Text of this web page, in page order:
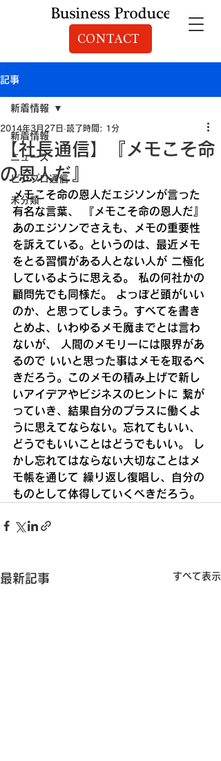
CONTACT
記事
新着情報
ニュース
ビジプロ通信
未分類
新着情報
【社長通信】『メモこそ命
の恩人だ』
2014年3月27日 読了時間: 1分
メモこそ命の恩人だエジソンが言った
有名な言葉、
『メモこそ命の恩人だ』
あのエジソンでさえも、メモの重要性
を訴えている。
というのは、最近メモ
をとる習慣がある人とない人が 二極化
しているように思える。
私の何社かの
顧問先でも同様だ。
よっぽど頭がいい
のか、と思ってしまう。 すべてを書き
とめよ、いわゆるメモ魔までとは言わ
ないが、
人間のメモリーには限界があ
るので いいと思った事はメモを取るべ
きだろう。
このメモの積み上げで新し
いアイデアやビジネスのヒントに 繋が
っていき、結果自分のプラスに働くよ
うに思えてならない。 忘れてもいい、
どうでもいいことはどうでもいい。
し
かし忘れてはならない大切なことはメ
モ帳を通じて 繰り返し復唱し、自分の
ものとして体得していくべきだろう。
最新記事 すべて表示